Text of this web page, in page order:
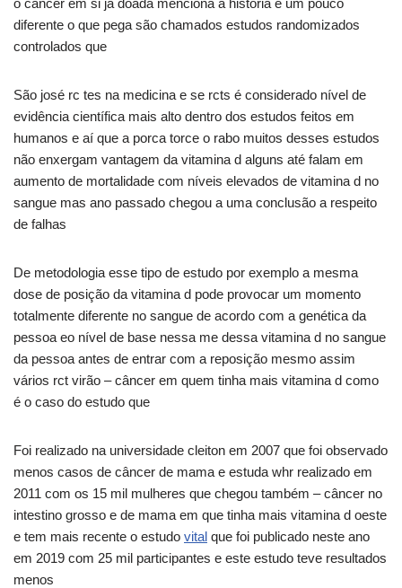
o câncer em si já doada menciona a história é um pouco
diferente o que pega são chamados estudos randomizados
controlados que
São josé rc tes na medicina e se rcts é considerado nível de
evidência científica mais alto dentro dos estudos feitos em
humanos e aí que a porca torce o rabo muitos desses estudos
não enxergam vantagem da vitamina d alguns até falam em
aumento de mortalidade com níveis elevados de vitamina d no
sangue mas ano passado chegou a uma conclusão a respeito
de falhas
De metodologia esse tipo de estudo por exemplo a mesma
dose de posição da vitamina d pode provocar um momento
totalmente diferente no sangue de acordo com a genética da
pessoa eo nível de base nessa me dessa vitamina d no sangue
da pessoa antes de entrar com a reposição mesmo assim
vários rct virão – câncer em quem tinha mais vitamina d como
é o caso do estudo que
Foi realizado na universidade cleiton em 2007 que foi observado
menos casos de câncer de mama e estuda whr realizado em
2011 com os 15 mil mulheres que chegou também – câncer no
intestino grosso e de mama em que tinha mais vitamina d oeste
e tem mais recente o estudo vital que foi publicado neste ano
em 2019 com 25 mil participantes e este estudo teve resultados
menos